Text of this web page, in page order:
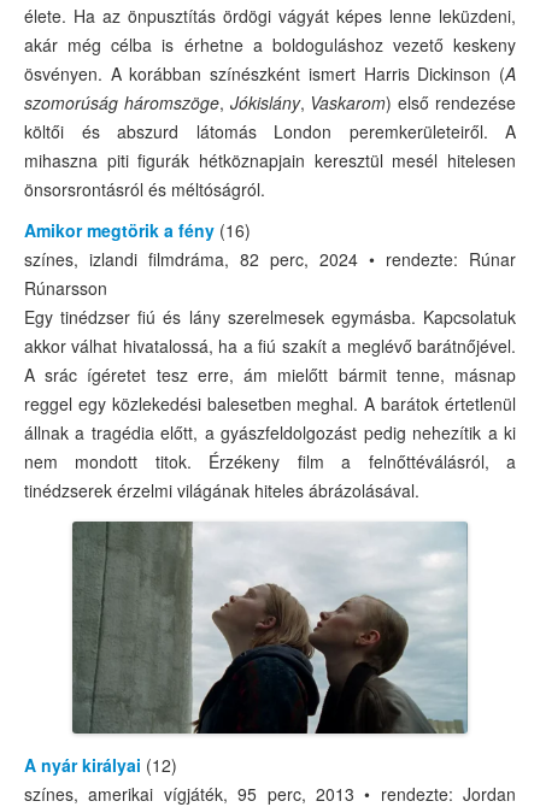
élete. Ha az önpusztítás ördögi vágyát képes lenne leküzdeni,
akár még célba is érhetne a boldoguláshoz vezető keskeny
ösvényen. A korábban színészként ismert Harris Dickinson (A
szomorúság háromszöge, Jókislány, Vaskarom) első rendezése
költői és abszurd látomás London peremkerületeiről. A
mihaszna piti figurák hétköznapjain keresztül mesél hitelesen
önsorsrontásról és méltóságról.
Amikor megtörik a fény (16)
színes, izlandi filmdráma, 82 perc, 2024 • rendezte: Rúnar
Rúnarsson
Egy tinédzser fiú és lány szerelmesek egymásba. Kapcsolatuk
akkor válhat hivatalossá, ha a fiú szakít a meglévő barátnőjével.
A srác ígéretet tesz erre, ám mielőtt bármit tenne, másnap
reggel egy közlekedési balesetben meghal. A barátok értetlenül
állnak a tragédia előtt, a gyászfeldolgozást pedig nehezítik a ki
nem mondott titok. Érzékeny film a felnőttéválásról, a
tinédzserek érzelmi világának hiteles ábrázolásával.
A nyár királyai (12)
színes, amerikai vígjáték, 95 perc, 2013 • rendezte: Jordan